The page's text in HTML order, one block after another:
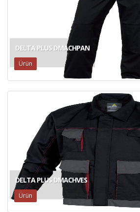
DELTA PLUS DMACHPAN
Ürün
DELTA PLUS DMACHVES
Ürün